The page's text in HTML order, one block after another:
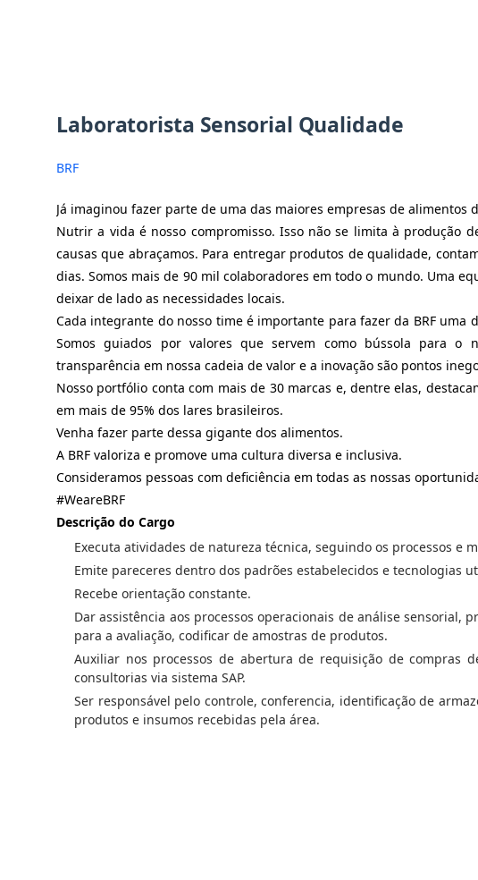
Laboratorista Sensorial Qualidade
BRF
Já imaginou fazer parte de uma das maiores empresas de alimentos
Nutrir a vida é nosso compromisso. Isso não se limita à produção
causas que abraçamos. Para entregar produtos de qualidade,
dias. Somos mais de 90 mil colaboradores em todo o mundo. Uma
deixar de lado as necessidades locais.
Cada integrante do nosso time é importante para fazer da BRF uma
Somos guiados por valores que servem como bússola para o
transparência em nossa cadeia de valor e a inovação são pontos
Nosso portfólio conta com mais de 30 marcas e, dentre elas,
em mais de 95% dos lares brasileiros.
Venha fazer parte dessa gigante dos alimentos.
A BRF valoriza e promove uma cultura diversa e inclusiva.
Consideramos pessoas com deficiência em todas as nossas
#WeareBRF
Descrição do Cargo
Executa atividades de natureza técnica, seguindo os processos e
Emite pareceres dentro dos padrões estabelecidos e tecnologias
Recebe orientação constante.
Dar assistência aos processos operacionais de análise sensorial,
para a avaliação, codificar de amostras de produtos.
Auxiliar nos processos de abertura de requisição de compras
consultorias via sistema SAP.
Ser responsável pelo controle, conferencia, identificação de
produtos e insumos recebidas pela área.